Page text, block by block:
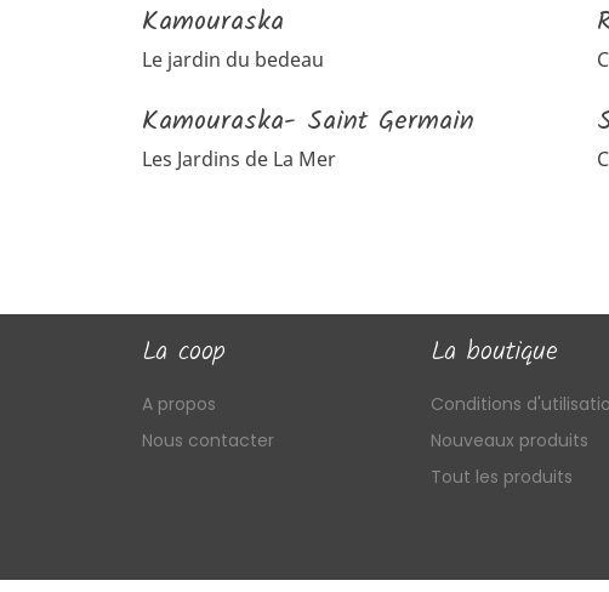
Kamouraska
Le jardin du bedeau
Kamouraska- Saint Germain
Les Jardins de La Mer
La coop
A propos
Nous contacter
La boutique
Conditions
Nouveaux produits
Tout les produits